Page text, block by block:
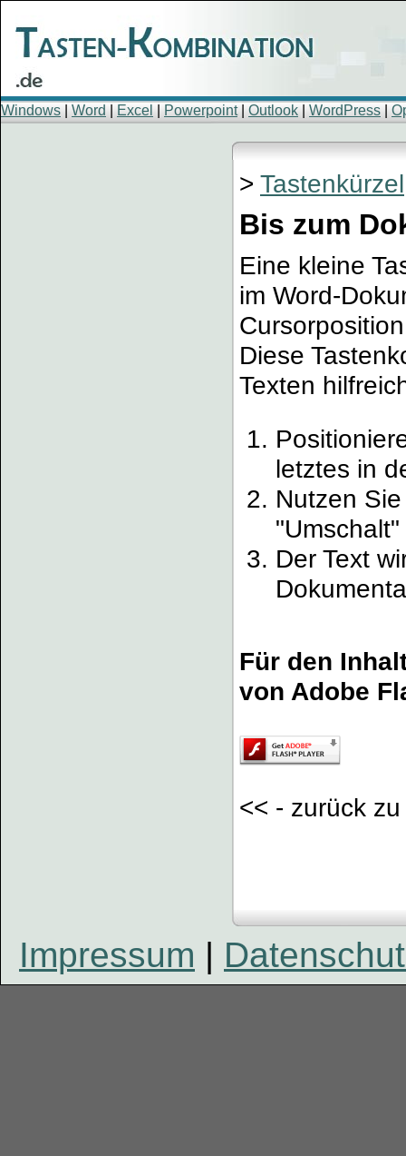
Windows Word Excel Powerpoint| Outlook WordPress
> Tastenkürzel
Bis zum
Eine kleine
im Word-
Diese
Texten
letztes in
Nutzen
Der Text
Für den
von Adobe
<< - zurück
Impressum |